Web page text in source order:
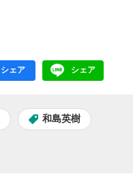
facebook
シェア LINE
シェア
和島英樹